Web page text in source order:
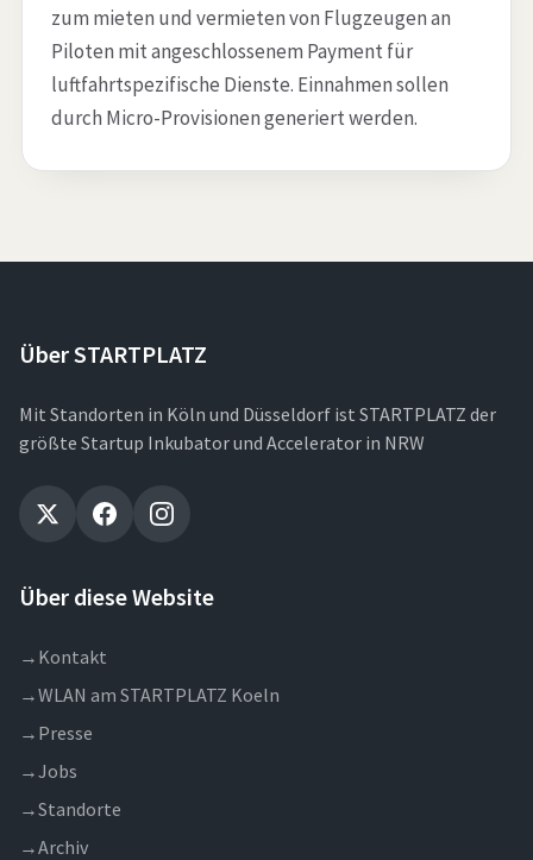
zum mieten und vermieten von Flugzeugen an
Piloten mit angeschlossenem Payment für
luftfahrtspezifische Dienste. Einnahmen sollen
durch Micro-Provisionen generiert werden.
Über STARTPLATZ
Mit Standorten in Köln und Düsseldorf ist STARTPLATZ der
größte Startup Inkubator und Accelerator in NRW
Über diese Website
→ Kontakt
→WLAN am STARTPLATZ Koeln
→ Presse
→Jobs
→Standorte
→Archiv